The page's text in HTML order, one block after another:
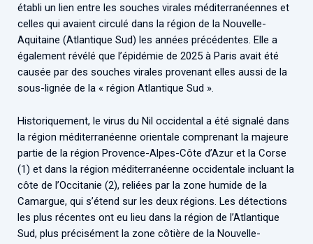
établi un lien entre les souches virales méditerranéennes et
celles qui avaient circulé dans la région de la Nouvelle-
Aquitaine (Atlantique Sud) les années précédentes. Elle a
également révélé que l’épidémie de 2025 à Paris avait été
causée par des souches virales provenant elles aussi de la
sous-lignée de la « région Atlantique Sud ».
Historiquement, le virus du Nil occidental a été signalé dans
la région méditerranéenne orientale comprenant la majeure
partie de la région Provence-Alpes-Côte d’Azur et la Corse
(1) et dans la région méditerranéenne occidentale incluant la
côte de l’Occitanie (2), reliées par la zone humide de la
Camargue, qui s’étend sur les deux régions. Les détections
les plus récentes ont eu lieu dans la région de l’Atlantique
Sud, plus précisément la zone côtière de la Nouvelle-